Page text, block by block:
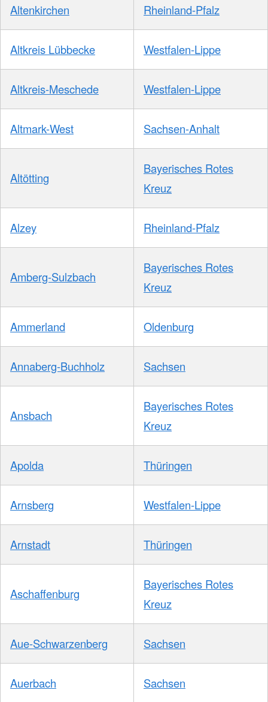
Altenkirchen Rheinland-Pfalz
Altkreis Lübbecke Westfalen-Lippe
Altkreis-Meschede Westfalen-Lippe
Altmark-West Sachsen-Anhalt
Altötting
Bayerisches Rotes
Kreuz
Alzey Rheinland-Pfalz
Amberg-Sulzbach
Bayerisches Rotes
Kreuz
Ammerland Oldenburg
Annaberg-Buchholz Sachsen
Ansbach
Bayerisches Rotes
Kreuz
Apolda Thüringen
Arnsberg Westfalen-Lippe
Arnstadt Thüringen
Aschaffenburg
Bayerisches Rotes
Kreuz
Aue-Schwarzenberg Sachsen
Auerbach Sachsen